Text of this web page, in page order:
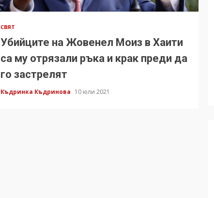
СВЯТ
Убийците на Жовенел Моиз в Хаити
са му отрязали ръка и крак преди да
го застрелят
Къдринка Къдринова 10 юли 2021